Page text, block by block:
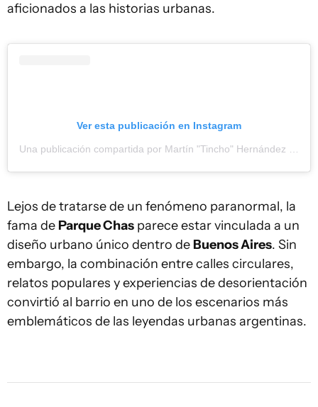
aficionados a las historias urbanas.
Ver esta publicación en Instagram
Lejos de tratarse de un fenómeno paranormal, la
fama de Parque Chas parece estar vinculada a un
diseño urbano único dentro de Buenos Aires. Sin
embargo, la combinación entre calles circulares,
relatos populares y experiencias de desorientación
convirtió al barrio en uno de los escenarios más
emblemáticos de las leyendas urbanas argentinas.